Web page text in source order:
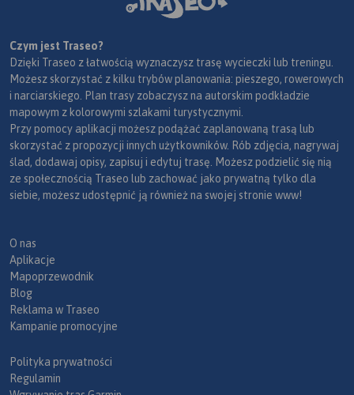
Czym jest Traseo?
Dzięki Traseo z łatwością wyznaczysz trasę wycieczki lub treningu.
Możesz skorzystać z kilku trybów planowania: pieszego, rowerowych
i narciarskiego. Plan trasy zobaczysz na autorskim podkładzie
mapowym z kolorowymi szlakami turystycznymi.
Przy pomocy aplikacji możesz podążać zaplanowaną trasą lub
skorzystać z propozycji innych użytkowników. Rób zdjęcia, nagrywaj
ślad, dodawaj opisy, zapisuj i edytuj trasę. Możesz podzielić się nią
ze społecznością Traseo lub zachować jako prywatną tylko dla
siebie, możesz udostępnić ją również na swojej stronie www!
O nas
Aplikacje
Mapoprzewodnik
Blog
Reklama w Traseo
Kampanie promocyjne
Polityka prywatności
Regulamin